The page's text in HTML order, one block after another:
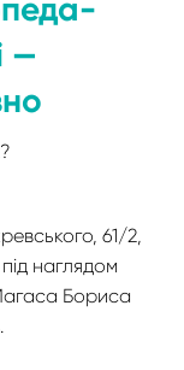
—
61/2,
наглядом
Бориса